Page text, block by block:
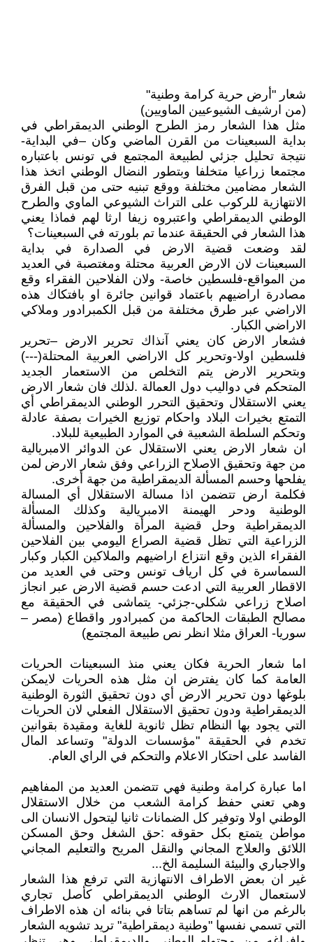
شعار "أرض حرية كرامة وطنية"
(من ارشيف الشيوعيين الماويين)
مثل هذا الشعار رمز الطرح الوطني الديمقراطي في
بداية السبعينات من القرن الماضي وكان –في البداية-
نتيجة تحليل جزئي لطبيعة المجتمع في تونس باعتباره
مجتمعا زراعيا متخلفا وبتطور النضال الوطني اتخذ هذا
الشعار مضامين مختلفة ووقع تبنيه حتى من قبل الفرق
الانتهازية للركوب على التراث الشيوعي الماوي والطرح
الوطني الديمقراطي واعتبروه زيفا ارثا لهم فماذا يعني
هذا الشعار في الحقيقة عندما تم بلورته في السبعينات؟
لقد وضعت قضية الارض في الصدارة في بداية
السبعينات لان الارض العربية محتلة ومغتصبة في العديد
من المواقع-فلسطين خاصة- ولان الفلاحين الفقراء وقع
مصادرة اراضيهم باعتماد قوانين جائرة او بافتكاك هذه
الاراضي عبر طرق مختلفة من قبل الكمبرادور وملاكي
الاراضي الكبار.
فشعار الارض كان يعني آنذاك تحرير الارض –تحرير
فلسطين اولا-وتحرير كل الاراضي العربية المحتلة(---)
وبتحرير الارض يتم التخلص من الاستعمار الجديد
المتحكم في دواليب دول العمالة .لذلك فان شعار الارض
يعني الاستقلال وتحقيق التحرر الوطني الديمقراطي أي
التمتع بخيرات البلاد واحكام توزيع الخيرات بصفة عادلة
وتحكم السلطة الشعبية في الموارد الطبيعية للبلاد.
ان شعار الارض يعني الاستقلال عن الدوائر الامبريالية
من جهة وتحقيق الاصلاح الزراعي وفق شعار الارض لمن
يفلحها وحسم المسألة الديمقراطية من جهة أخرى.
فكلمة ارض تتضمن اذا مسالة الاستقلال أي المسالة
الوطنية ودحر الهيمنة الامبريالية وكذلك المسألة
الديمقراطية وحل قضية المرأة والفلاحين والمسألة
الزراعية التي تظل قضية الصراع اليومي بين الفلاحين
الفقراء الذين وقع انتزاع اراضيهم والملاكين الكبار وكبار
السماسرة في كل ارياف تونس وحتى في العديد من
الاقطار العربية التي ادعت حسم قضية الارض عبر انجاز
اصلاح زراعي شكلي-جزئي- يتماشى في الحقيقة مع
مصالح الطبقات الحاكمة من كمبرادور واقطاع (مصر –
سوريا- العراق مثلا انظر نص طبيعة المجتمع)
اما شعار الحرية فكان يعني منذ السبعينات الحريات
العامة كما كان يفترض ان مثل هذه الحريات لايمكن
بلوغها دون تحرير الارض أي دون تحقيق الثورة الوطنية
الديمقراطية ودون تحقيق الاستقلال الفعلي لان الحريات
التي يجود بها النظام تظل ثانوية للغاية ومقيدة بقوانين
تخدم في الحقيقة "مؤسسات الدولة" وتساعد المال
الفاسد على احتكار الاعلام والتحكم في الراي العام.
اما عبارة كرامة وطنية فهي تتضمن العديد من المفاهيم
وهي تعني حفظ كرامة الشعب من خلال الاستقلال
الوطني اولا وتوفير كل الضمانات ثانيا ليتحول الانسان الى
مواطن يتمتع بكل حقوقه :حق الشغل وحق المسكن
اللائق والعلاج المجاني والنقل المريح والتعليم المجاني
والاجباري والبيئة السليمة الخ...
غير ان بعض الاطراف الانتهازية التي ترفع هذا الشعار
لاستعمال الارث الوطني الديمقراطي كأصل تجاري
بالرغم من انها لم تساهم بتاتا في بنائه ان هذه الاطراف
التي تسمي نفسها "وطنية ديمقراطية" تريد تشويه الشعار